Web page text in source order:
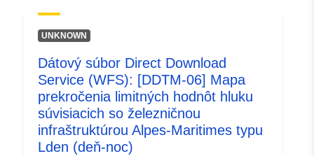
UNKNOWN
Dátový súbor Direct Download
Service (WFS): [DDTM-06] Mapa
prekročenia limitných hodnôt hluku
súvisiacich so železničnou
infraštruktúrou Alpes-Maritimes typu
Lden (deň-noc)